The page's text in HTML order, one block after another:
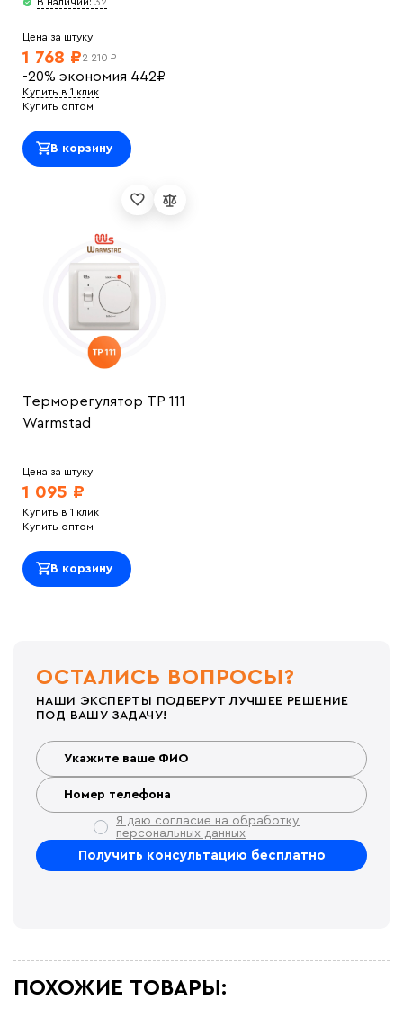
Цена за штуку:
2 210 ₽
1 768 ₽
-20% экономия 442₽
Купить в 1 клик
Купить оптом
В корзину
Терморегулятор ТР 111
Warmstad
Цена за штуку:
1 095 ₽
Купить в 1 клик
Купить оптом
В корзину
ОСТАЛИСЬ ВОПРОСЫ?
НАШИ ЭКСПЕРТЫ ПОДБЕРУТ ЛУЧШЕЕ РЕШЕНИЕ
ПОД ВАШУ ЗАДАЧУ!
Я даю согласие на обработку
персональных данных
ПОХОЖИЕ ТОВАРЫ: